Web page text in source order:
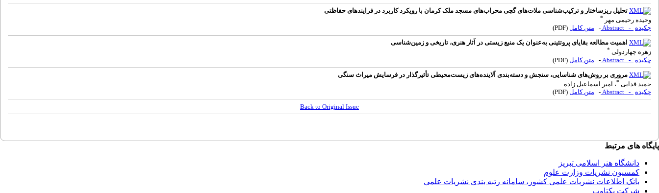
تحلیل ریزساختار و ترکیب‌شناسی ملات‌های گچی محراب‌های مسجد ملک کرمان با رویکرد کاربرد در فرایندهای حفاظتی
وحیده رحیمی مهر
*
چکیده - Abstract
- متن کامل (PDF)
اهمیت مطالعه بقایای پروتئینی به‌عنوان یک منبع زیستی در آثار هنری، تاریخی و زمین‌شناسی
زهره چهاردولی *
چکیده - Abstract
- متن کامل (PDF)
مروری بر روش‌های شناسایی، سنجش و دسته‌بندی آلاینده‌های زیست‌محیطی تأثیرگذار در فرسایش میراث سنگی
حمید فدایی *، امیر اسماعیل زاده
چکیده
- Abstract
- متن کامل (PDF)
Back to Original Issue
پایگاه های مرتبط
دانشگاه هنر اسلامی تبریز
کمسیون نشریات وزارت علوم
بانک اطلاعات نشریات علمی کشور، سامانه رتبه بندی نشریات علمی
شرکت یکتاوب